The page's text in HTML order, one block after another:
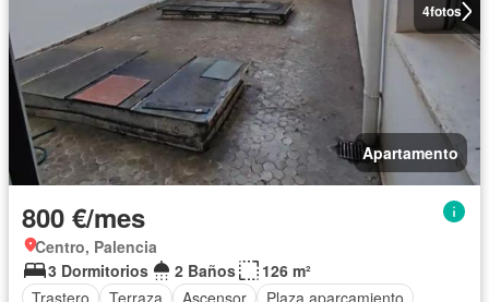
4fotos
Apartamento
800 €/mes
Centro, Palencia
3 Dormitorios
2 Baños
126 m²
Trastero
Terraza Ascensor
Plaza aparcamiento